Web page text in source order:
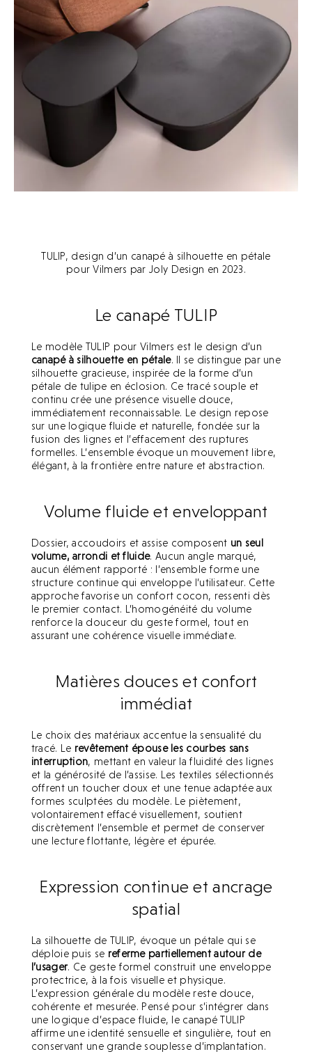
Derniers projets
Archives
Archives
Actualités
Actualités
Presse
L’agence
L’agence
Contact
TULIP, design d’un canapé à silhouette en pétale
pour Vilmers par Joly Design en 2023.
Le canapé TULIP
Le modèle TULIP pour Vilmers est le design d’un
canapé à silhouette en pétale. Il se distingue par une
silhouette gracieuse, inspirée de la forme d’un
pétale de tulipe en éclosion. Ce tracé souple et
continu crée une présence visuelle douce,
immédiatement reconnaissable. Le design repose
sur une logique fluide et naturelle, fondée sur la
fusion des lignes et l’effacement des ruptures
formelles. L’ensemble évoque un mouvement libre,
élégant, à la frontière entre nature et abstraction.
Volume fluide et enveloppant
Dossier, accoudoirs et assise composent un seul
volume, arrondi et fluide. Aucun angle marqué,
aucun élément rapporté : l’ensemble forme une
structure continue qui enveloppe l’utilisateur. Cette
approche favorise un confort cocon, ressenti dès
le premier contact. L’homogénéité du volume
renforce la douceur du geste formel, tout en
assurant une cohérence visuelle immédiate.
Matières douces et confort
immédiat
Le choix des matériaux accentue la sensualité du
tracé. Le revêtement épouse les courbes sans
interruption, mettant en valeur la fluidité des lignes
et la générosité de l’assise. Les textiles sélectionnés
offrent un toucher doux et une tenue adaptée aux
formes sculptées du modèle. Le piètement,
volontairement effacé visuellement, soutient
discrètement l’ensemble et permet de conserver
une lecture flottante, légère et épurée.
Expression continue et ancrage
spatial
La silhouette de TULIP, évoque un pétale qui se
déploie puis se referme partiellement autour de
l’usager. Ce geste formel construit une enveloppe
protectrice, à la fois visuelle et physique.
L’expression générale du modèle reste douce,
cohérente et mesurée. Pensé pour s’intégrer dans
une logique d’espace fluide, le canapé TULIP
affirme une identité sensuelle et singulière, tout en
conservant une grande souplesse d’implantation.